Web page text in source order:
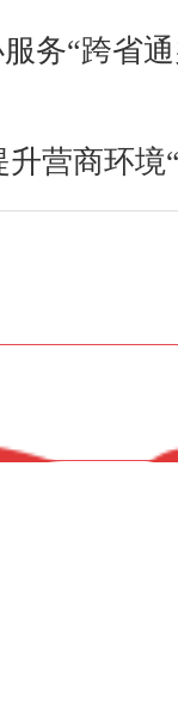
务“跨省
营商环境